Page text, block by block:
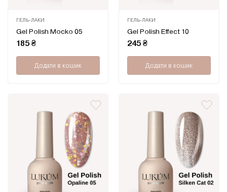
ГЕЛЬ-ЛАКИ
Оцінено
в
Gel Polish Mocko 05
185₴
Додати в кошик
ГЕЛЬ-ЛАКИ
Оцінено
в
Gel Polish Effect 10
245₴
Додати в кошик